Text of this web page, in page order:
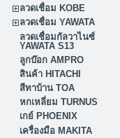
ลวดเชื่อม KOBE
ลวดเชื่อม YAWATA
ลวดเชื่อมกัลวาไนซ์
YAWATA S13
ลูกบ๊อก AMPRO
สินค้า HITACHI
สีทาบ้าน TOA
หกเหลี่ยม TURNUS
เกย์ PHOENIX
เครื่องมือ MAKITA